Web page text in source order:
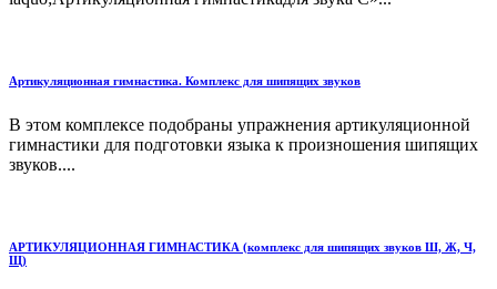
Артикуляционная гимнастика. Комплекс для шипящих звуков
В этом комплексе подобраны упражнения артикуляционной
гимнастики для подготовки языка к произношения шипящих
звуков....
АРТИКУЛЯЦИОННАЯ ГИМНАСТИКА (комплекс для шипящих звуков Ш, Ж, Ч,
Щ)